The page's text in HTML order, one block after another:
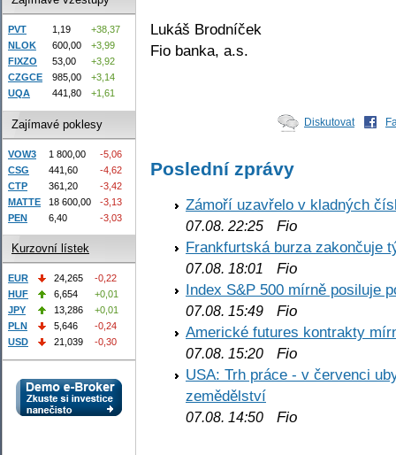
Lukáš Brodníček
Fio banka, a.s.
Diskutovat
Poslední zprávy
Zámoří uzavřelo v kladných
07.08. 22:25 Fio
Frankfurtská burza zakončuje
07.08. 18:01
Fio
Index S&P 500 mírně posiluje
07.08. 15:49 Fio
Americké futures kontrakty
07.08. 15:20 Fio
USA: Trh práce - v červenci
zemědělství
07.08. 14:50 Fio
PVT 1,19
+38,37
NLOK
600,00
+3,99
FIXZO
53,00
+3,92
CZGCE
985,00
+3,14
UQA
441,80 +1,61
Zajímavé poklesy
VOW3 1 800,00
-5,06
CSG
441,60
-4,62
CTP
361,20
-3,42
MATTE
18 600,00
-3,13
PEN
6,40 -3,03
Kurzovní lístek
EUR 24,265
-0,22
HUF
6,654
+0,01
JPY
13,286
+0,01
PLN
5,646
-0,24
USD
21,039 -0,30